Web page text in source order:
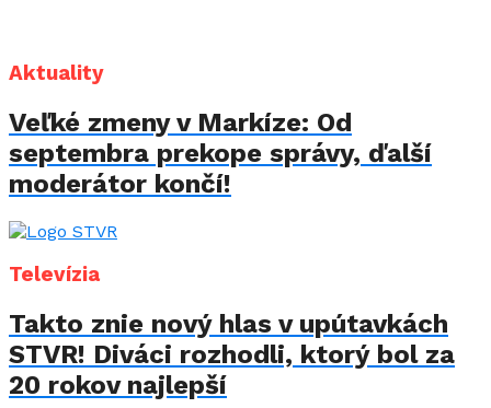
Aktuality
Veľké zmeny v Markíze: Od
septembra prekope správy, ďalší
moderátor končí!
Televízia
Takto znie nový hlas v upútavkách
STVR! Diváci rozhodli, ktorý bol za
20 rokov najlepší